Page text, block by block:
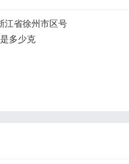
省徐州市区号
多少克